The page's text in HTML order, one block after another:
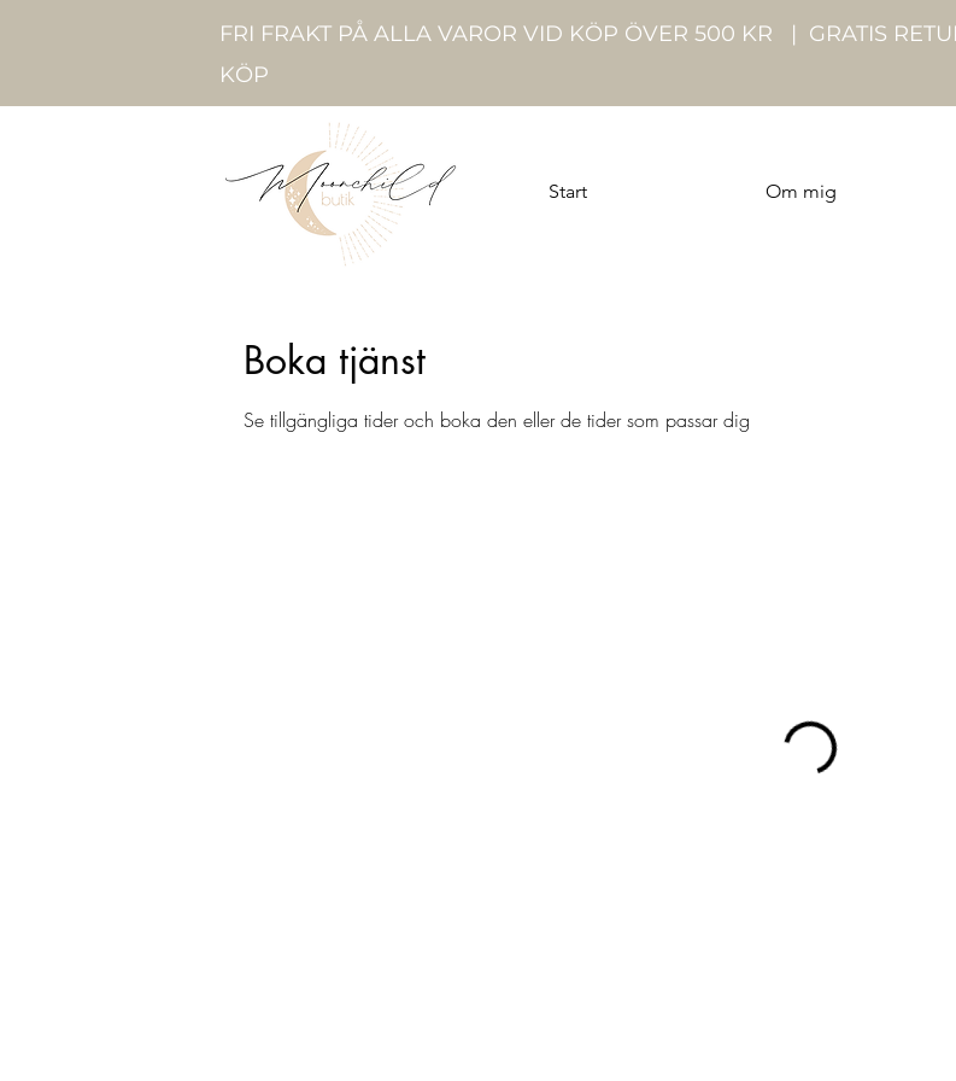
FRI FRAKT PÅ ALLA VAROR VID KÖP ÖVER 500 KR | GRATIS
KÖP
Start Om mig
Boka tjänst
Se tillgängliga tider och boka den eller de tider som passar dig